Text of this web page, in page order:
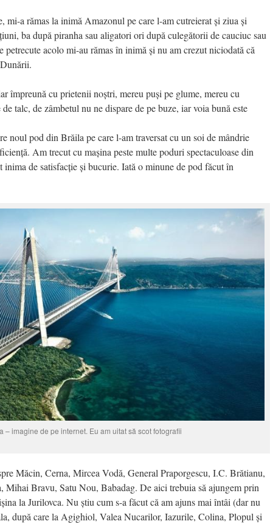
a rămas la inimă Amazonul pe care l-am cutreierat și ziua și
ba după piranha sau aligatori ori după culegătorii de cauciuc sau
acolo mi-au rămas în inimă și nu am crezut niciodată că
împreună cu prietenii noștri, mereu puși pe glume, mereu cu
talc, de zâmbetul nu ne dispare de pe buze, iar voia bună este
noul pod din Brăila pe care l-am traversat cu un soi de mândrie
Am trecut cu mașina peste multe poduri spectaculoase din
de satisfacție și bucurie. Iată o minune de pod făcut în
– imagine de pe internet. Eu am uitat să scot fotografii
Măcin, Cerna, Mircea Vodă, General Praporgescu, I.C. Brătianu,
Mihai Bravu, Satu Nou, Babadag. De aici trebuia să ajungem prin
la Jurilovca. Nu știu cum s-a făcut că am ajuns mai întâi (dar nu
după care la Agighiol, Valea Nucarilor, Iazurile, Colina, Plopul și